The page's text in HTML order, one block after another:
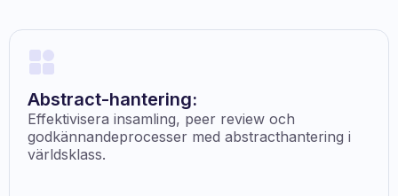
Abstract-hantering:
Effektivisera insamling, peer review och
godkännandeprocesser med abstracthantering i
världsklass.